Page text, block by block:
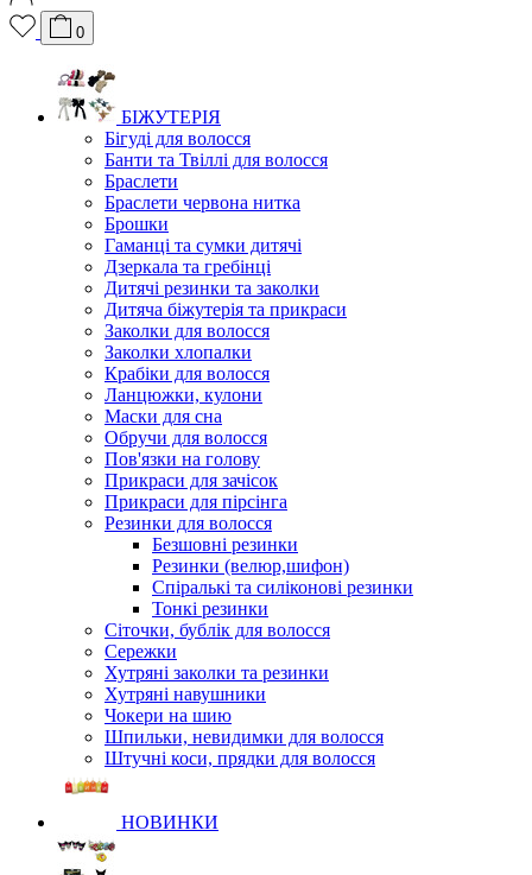
0
БІЖУТЕРІЯ
Бігуді для волосся
Банти та Твіллі для волосся
Браслети
Браслети червона нитка
Брошки
Гаманці та сумки дитячі
Дзеркала та гребінці
Дитячі резинки та заколки
Дитяча біжутерія та прикраси
Заколки для волосся
Заколки хлопалки
Крабіки для волосся
Ланцюжки, кулони
Маски для сна
Обручи для волосся
Пов'язки на голову
Прикраси для зачісок
Прикраси для пірсінга
Резинки для волосся
Безшовні резинки
Резинки (велюр,шифон)
Спіралькі та силіконові резинки
Тонкі резинки
Сіточки, бублік для волосся
Сережки
Хутряні заколки та резинки
Хутряні навушники
Чокери на шию
Шпильки, невидимки для волосся
Штучні коси, прядки для волосся
НОВИНКИ